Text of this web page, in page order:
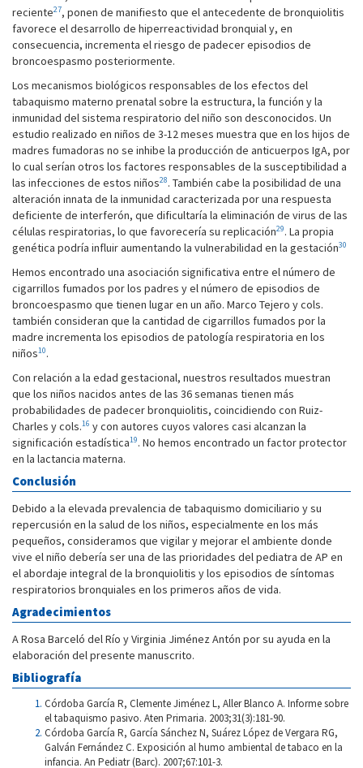
reciente27, ponen de manifiesto que el antecedente de bronquiolitis
favorece el desarrollo de hiperreactividad bronquial y, en
consecuencia, incrementa el riesgo de padecer episodios de
broncoespasmo posteriormente.
Los mecanismos biológicos responsables de los efectos del
tabaquismo materno prenatal sobre la estructura, la función y la
inmunidad del sistema respiratorio del niño son desconocidos. Un
estudio realizado en niños de 3-12 meses muestra que en los hijos de
madres fumadoras no se inhibe la producción de anticuerpos IgA, por
lo cual serían otros los factores responsables de la susceptibilidad a
las infecciones de estos niños28. También cabe la posibilidad de una
alteración innata de la inmunidad caracterizada por una respuesta
deficiente de interferón, que dificultaría la eliminación de virus de las
células respiratorias, lo que favorecería su replicación29. La propia
genética podría influir aumentando la vulnerabilidad en la gestación30
Hemos encontrado una asociación significativa entre el número de
cigarrillos fumados por los padres y el número de episodios de
broncoespasmo que tienen lugar en un año. Marco Tejero y cols.
también consideran que la cantidad de cigarrillos fumados por la
madre incrementa los episodios de patología respiratoria en los
niños10.
Con relación a la edad gestacional, nuestros resultados muestran
que los niños nacidos antes de las 36 semanas tienen más
probabilidades de padecer bronquiolitis, coincidiendo con Ruiz-
Charles y cols.16 y con autores cuyos valores casi alcanzan la
significación estadística19. No hemos encontrado un factor protector
en la lactancia materna.
Conclusión
Debido a la elevada prevalencia de tabaquismo domiciliario y su
repercusión en la salud de los niños, especialmente en los más
pequeños, consideramos que vigilar y mejorar el ambiente donde
vive el niño debería ser una de las prioridades del pediatra de AP en
el abordaje integral de la bronquiolitis y los episodios de síntomas
respiratorios bronquiales en los primeros años de vida.
Agradecimientos
A Rosa Barceló del Río y Virginia Jiménez Antón por su ayuda en la
elaboración del presente manuscrito.
Bibliografía
Córdoba García R, Clemente Jiménez L, Aller Blanco A. Informe sobre
el tabaquismo pasivo. Aten Primaria. 2003;31(3):181-90.
Córdoba García R, García Sánchez N, Suárez López de Vergara RG,
Galván Fernández C. Exposición al humo ambiental de tabaco en la
infancia. An Pediatr (Barc). 2007;67:101-3.